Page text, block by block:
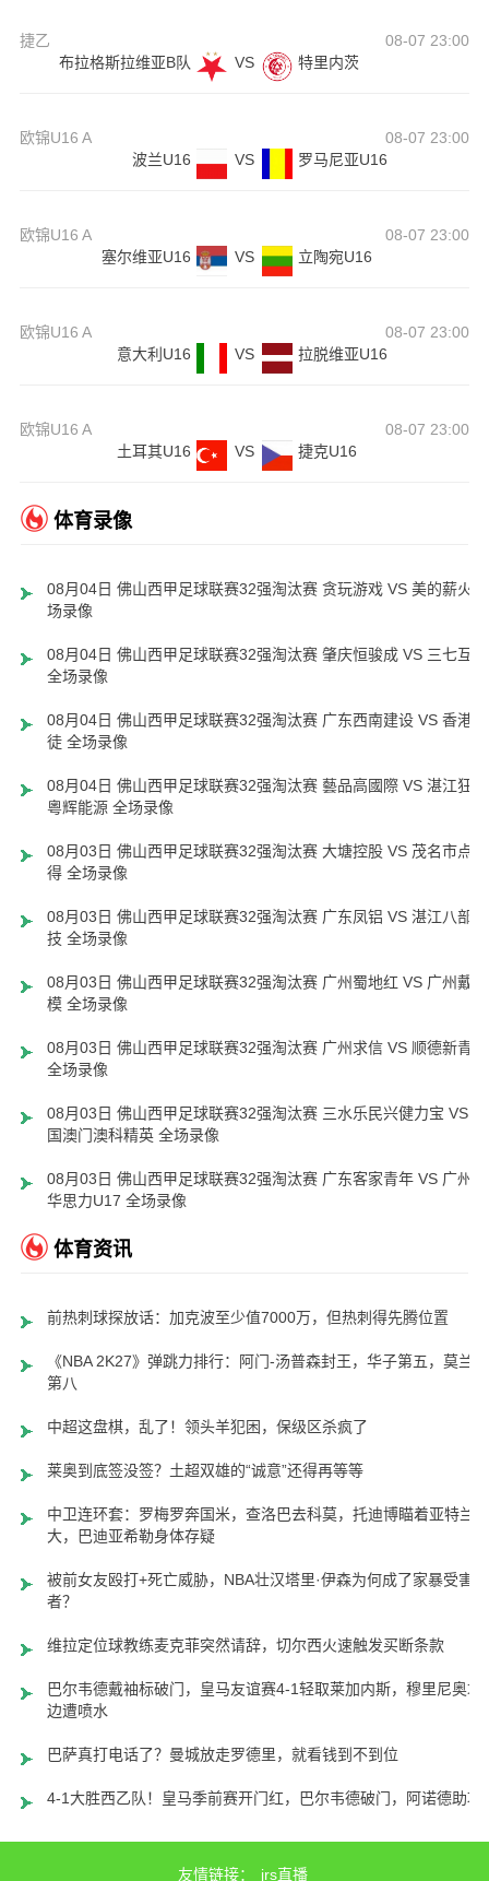
捷乙
08-07 23:00
布拉格斯拉维亚B队
VS 特里内茨
欧锦U16 A
08-07 23:00
波兰U16
VS 罗马尼亚U16
欧锦U16 A
08-07 23:00
塞尔维亚U16
VS 立陶宛U16
欧锦U16 A
08-07 23:00
意大利U16
VS 拉脱维亚U16
欧锦U16 A
08-07 23:00
土耳其U16
VS 捷克U16
体育录像
08月04日 佛山西甲足球联赛32强淘汰赛 贪玩游戏 VS 美的薪火
场录像
08月04日 佛山西甲足球联赛32强淘汰赛 肇庆恒骏成 VS 三七互娱
全场录像
08月04日 佛山西甲足球联赛32强淘汰赛 广东西南建设 VS 香港圣
徒 全场录像
08月04日 佛山西甲足球联赛32强淘汰赛 藝品高國際 VS 湛江狂狼
粵辉能源 全场录像
08月03日 佛山西甲足球联赛32强淘汰赛 大塘控股 VS 茂名市点都
得 全场录像
08月03日 佛山西甲足球联赛32强淘汰赛 广东凤铝 VS 湛江八部科
技 全场录像
08月03日 佛山西甲足球联赛32强淘汰赛 广州蜀地红 VS 广州戴拿
模 全场录像
08月03日 佛山西甲足球联赛32强淘汰赛 广州求信 VS 顺德新青年
全场录像
08月03日 佛山西甲足球联赛32强淘汰赛 三水乐民兴健力宝 VS 中
国澳门澳科精英 全场录像
08月03日 佛山西甲足球联赛32强淘汰赛 广东客家青年 VS 广州英
华思力U17 全场录像
体育资讯
前热刺球探放话：加克波至少值7000万，但热刺得先腾位置
《NBA 2K27》弹跳力排行：阿门-汤普森封王，华子第五，莫兰特
第八
中超这盘棋，乱了！领头羊犯困，保级区杀疯了
莱奥到底签没签？土超双雄的“诚意”还得再等等
中卫连环套：罗梅罗奔国米，查洛巴去科莫，托迪博瞄着亚特兰
大，巴迪亚希勒身体存疑
被前女友殴打+死亡威胁，NBA壮汉塔里·伊森为何成了家暴受害
者？
维拉定位球教练麦克菲突然请辞，切尔西火速触发买断条款
巴尔韦德戴袖标破门，皇马友谊赛4-1轻取莱加内斯，穆里尼奥场
边遭喷水
巴萨真打电话了？曼城放走罗德里，就看钱到不到位
4-1大胜西乙队！皇马季前赛开门红，巴尔韦德破门，阿诺德助攻
友情链接： jrs直播